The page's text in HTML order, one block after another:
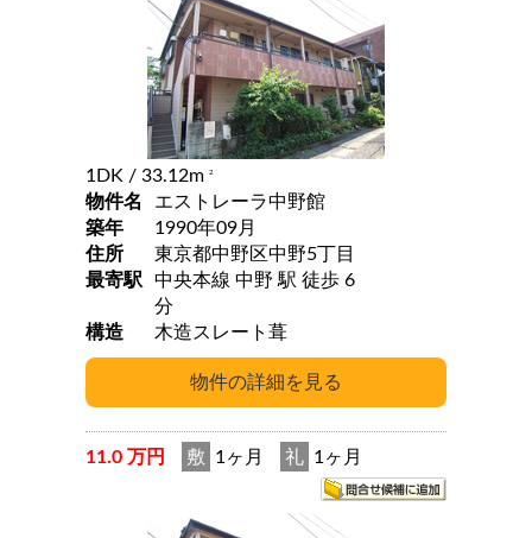
1DK / 33.12m 2
物件名
エストレーラ中野館
築年
1990年09月
住所
東京都中野区中野5丁目
最寄駅
中央本線 中野 駅 徒歩 6
分
構造
木造スレート葺
11.0 万円 敷 1ヶ月 礼 1ヶ月